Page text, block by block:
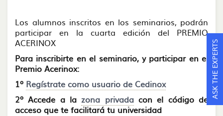
Los alumnos inscritos en los seminarios, podrán
participar en la cuarta edición del PREMIO
ACERINOX
Para inscribirte en el seminario, y participar en el
Premio Acerinox:
1º Regístrate como usuario de Cedinox
2º Accede a lazona privadacon el código de
acceso que te facilitará tu universidad
ASK THE EXPERTS